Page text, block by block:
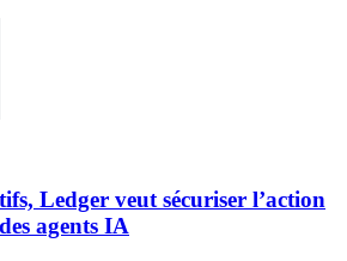
Ledger veut sécuriser l’action
agents IA